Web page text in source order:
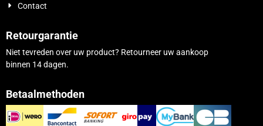
Contact
Retourgarantie
Niet tevreden over uw product? Retourneer uw aankoop
binnen 14 dagen.
Betaalmethoden